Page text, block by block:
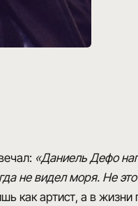
«Даниель Дефо
не видел моря. Не
как артист, а в жизни